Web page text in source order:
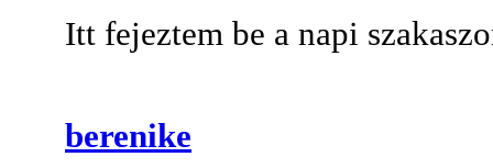
Itt fejeztem be a napi
berenike